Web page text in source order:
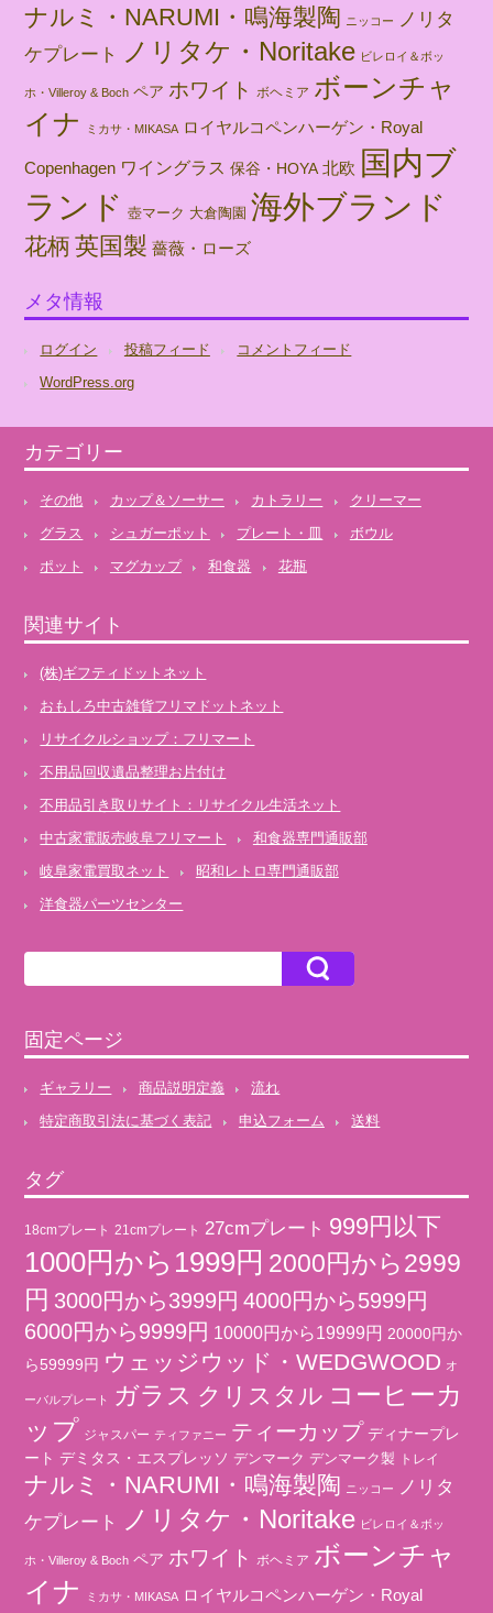
ナルミ・NARUMI・鳴海製陶 ニッコー
ノリタ
ケプレート
ノリタケ・Noritake ビレロイ＆ボッ
ホ・Villeroy & Boch ペア ホワイト ボヘミア ボーンチャ
イナ
ミカサ・MIKASA ロイヤルコペンハーゲン・Royal
Copenhagen ワイングラス 保谷・HOYA 北欧 国内ブ
ランド 壺マーク 大倉陶園 海外ブランド
花柄 英国製 薔薇・ローズ
メタ情報
ログイン 投稿フィード
コメントフィード
WordPress.org
カテゴリー
その他 カップ＆ソーサー カトラリー
クリーマー
グラス
シュガーポット プレート・皿
ボウル
ポット
マグカップ 和食器 花瓶
関連サイト
(株)ギフティドットネット
おもしろ中古雑貨フリマドットネット
リサイクルショップ：フリマート
不用品回収遺品整理お片付け
不用品引き取りサイト：リサイクル生活ネット
中古家電販売岐阜フリマート
和食器専門通販部
岐阜家電買取ネット
昭和レトロ専門通販部
洋食器パーツセンター
固定ページ
ギャラリー 商品説明定義
流れ
特定商取引法に基づく表記
申込フォーム 送料
タグ
18cmプレート 21cmプレート 27cmプレート 999円以下
1000円から1999円 2000円から2999
円 3000円から3999円 4000円から5999円
6000円から9999円 10000円から19999円 20000円か
ら59999円 ウェッジウッド・WEDGWOOD オ
ーバルプレート ガラス クリスタル コーヒーカ
ップ ジャスパー ティファニー ティーカップ ディナープレ
ート デミタス・エスプレッソ デンマーク デンマーク製 トレイ
ナルミ・NARUMI・鳴海製陶 ニッコー
ノリタ
ケプレート
ノリタケ・Noritake ビレロイ＆ボッ
ホ・Villeroy & Boch ペア ホワイト ボヘミア ボーンチャ
イナ
ミカサ・MIKASA ロイヤルコペンハーゲン・Royal